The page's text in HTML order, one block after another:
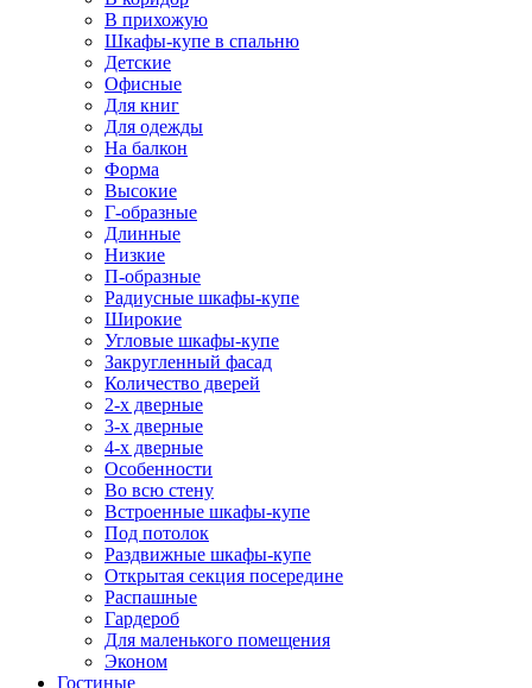
В прихожую
Шкафы-купе в спальню
Детские
Офисные
Для книг
Для одежды
На балкон
Форма
Высокие
Г-образные
Длинные
Низкие
П-образные
Радиусные шкафы-купе
Широкие
Угловые шкафы-купе
Закругленный фасад
Количество дверей
2-х дверные
3-х дверные
4-х дверные
Особенности
Во всю стену
Встроенные шкафы-купе
Под потолок
Раздвижные шкафы-купе
Открытая секция посередине
Распашные
Гардероб
Для маленького помещения
Эконом
Гостиные